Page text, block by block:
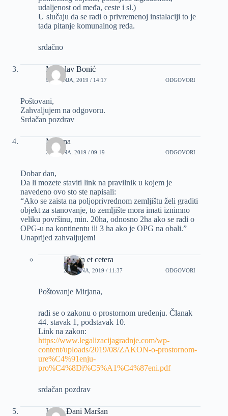
udaljenost od međa, ceste i sl.)
U slučaju da se radi o privremenoj instalaciji to je
tada pitanje komunalnog reda.
srdačno
Miroslav Bonić
9 SVIBNJA, 2019 / 14:17 ODGOVORI
Poštovani,
Zahvaljujem na odgovoru.
Srdačan pozdrav
Mirjana
26 RUJNA, 2019 / 09:19 ODGOVORI
Dobar dan,
Da li mozete staviti link na pravilnik u kojem je
navedeno ovo sto ste napisali:
“Ako se zaista na poljoprivrednom zemljištu želi graditi
objekt za stanovanje, to zemljište mora imati iznimno
veliku površinu, min. 20ha, odnosno 2ha ako se radi o
OPG-u na kontinentu ili 3 ha ako je OPG na obali.”
Unaprijed zahvaljujem!
Dizajn et cetera
26 RUJNA, 2019 / 11:37 ODGOVORI
Poštovanje Mirjana,
radi se o zakonu o prostornom uređenju. Članak
44. stavak 1, podstavak 10.
Link na zakon:
https://www.legalizacijagradnje.com/wp-
content/uploads/2019/08/ZAKON-o-prostornom-
ure%C4%91enju-
pro%C4%8Di%C5%A1%C4%87eni.pdf
srdačan pozdrav
Ivan . Đani Maršan